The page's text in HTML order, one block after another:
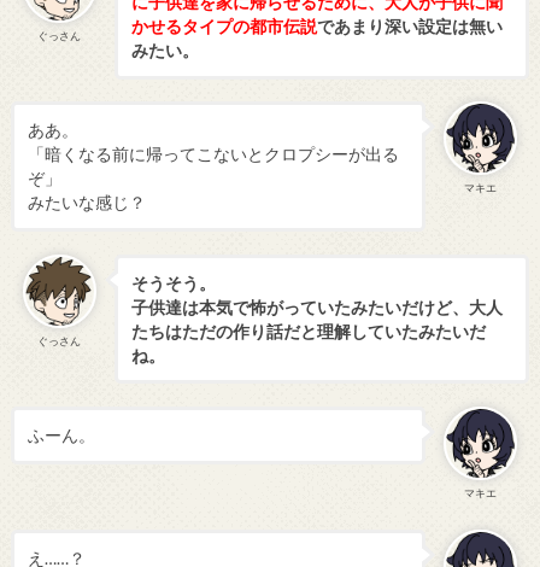
ぐっさん
かせるタイプの都市伝説であまり深い設定は無い
みたい。
マキエ
ああ。
「暗くなる前に帰ってこないとクロプシーが出る
ぞ」
みたいな感じ？
ぐっさん
そうそう。
子供達は本気で怖がっていたみたいだけど、大人
たちはただの作り話だと理解していたみたいだ
ね。
マキエ
ふーん。
え……？